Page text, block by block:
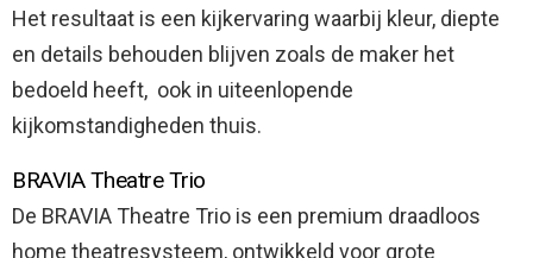
Het resultaat is een kijkervaring waarbij kleur, diepte
en details behouden blijven zoals de maker het
bedoeld heeft, ​ ook in uiteenlopende
kijkomstandigheden thuis.
BRAVIA Theatre Trio
De BRAVIA Theatre Trio is een premium draadloos
home theatresysteem, ontwikkeld voor grote